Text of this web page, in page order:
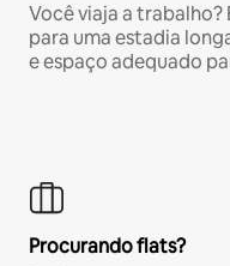
Você viaja a
para uma estadia
e espaço adequado
Procurando flats?